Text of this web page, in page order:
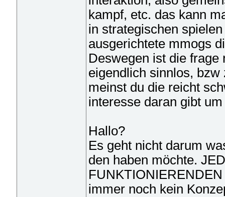
kampf, etc. das kann
in strategischen
ausgerichtete mmogs
Deswegen ist die
eigendlich sinnlos, bzw
meinst du die reicht
interesse daran gibt
Hallo?
Es geht nicht darum
den haben möchte.
immer noch kein